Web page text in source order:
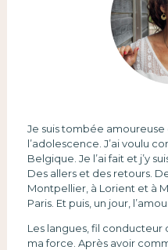
Je suis tombée amoureuse
l’adolescence. J’ai voulu
Belgique. Je l’ai fait et j’y
Des allers et des retours.
Montpellier, à Lorient et à
Paris. Et puis, un jour,
Les langues, fil conducteur
ma force. Après avoir